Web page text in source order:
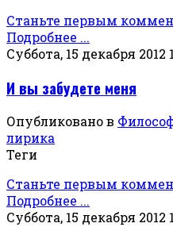
Станьте первым
Подробнее ...
Суббота, 15 декабря 2012
И вы забудете меня
Опубликовано в
лирика
Теги
Станьте первым
Подробнее ...
Суббота, 15 декабря 2012